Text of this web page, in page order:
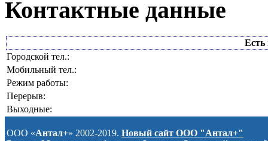
Контактные данные
Есть
Городской тел.:
Мобильный тел.:
Режим работы:
Перерыв:
Выходные:
ООО «Антал+» 2002-2019. Новый сайт ООО "Антал+"